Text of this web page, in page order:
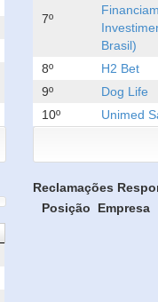
7º
Brasil)
8º H2 Bet
9º
Dog Life
10º
Unimed
Reclamações
Posição
Empresa